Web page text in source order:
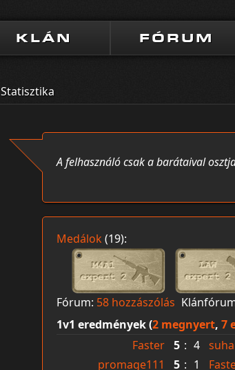
KLÁN FÓRUM
Statisztika
A felhasználó csak a barátaival
Medálok (19):
Fórum: 58 hozzászólás
1v1 eredmények (2 megnyert, 7
Faster 5 : 4
promage111
5 : 1